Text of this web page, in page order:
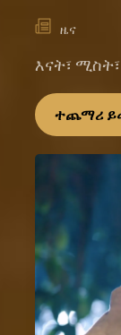
ዜና
እናት፣
ተጨማሪ